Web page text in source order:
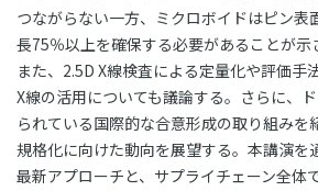
つながらない一方、ミクロボイドはピン表
長75％以上を確保する必要があることが示
また、2.5D X線検査による定量化や評価手
X線の活用についても議論する。さらに、
られている国際的な合意形成の取り組みを
規格化に向けた動向を展望する。本講演を
最新アプローチと、サプライチェーン全体